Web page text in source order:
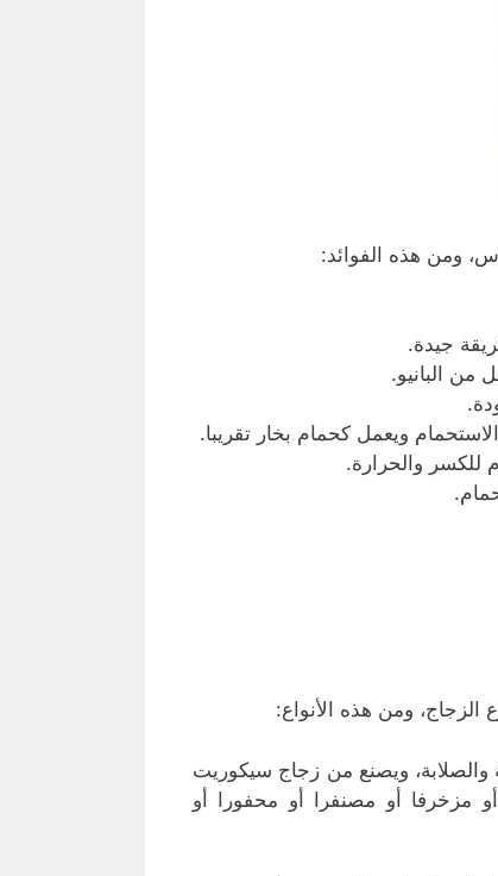
ومن هذه الفوائد:
جيدة.
البانيو.
ويعمل كحمام بخار تقريبا.
للكسر والحرارة.
ومن هذه الأنواع:
والصلابة، ويصنع من زجاج سيكوريت
مزخرفا أو مصنفرا أو محفورا أو